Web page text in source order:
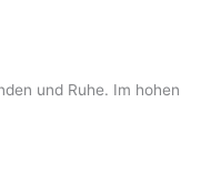
und Ruhe. Im hohen